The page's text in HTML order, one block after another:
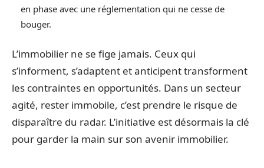
en phase avec une réglementation qui ne cesse de
bouger.
L’immobilier ne se fige jamais. Ceux qui
s’informent, s’adaptent et anticipent transforment
les contraintes en opportunités. Dans un secteur
agité, rester immobile, c’est prendre le risque de
disparaître du radar. L’initiative est désormais la clé
pour garder la main sur son avenir immobilier.